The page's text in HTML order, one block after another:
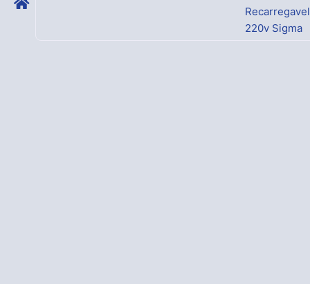
Recarregavel
220v Sigma